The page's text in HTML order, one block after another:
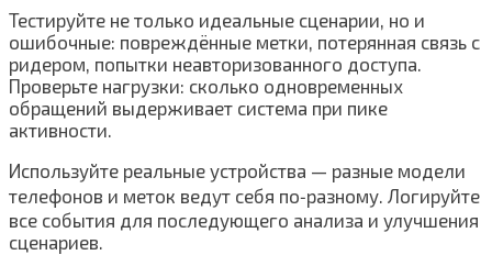
Тестируйте не только идеальные сценарии, но и
ошибочные: повреждённые метки, потерянная связь с
ридером, попытки неавторизованного доступа.
Проверьте нагрузки: сколько одновременных
обращений выдерживает система при пике
активности.
Используйте реальные устройства — разные модели
телефонов и меток ведут себя по‑разному. Логируйте
все события для последующего анализа и улучшения
сценариев.